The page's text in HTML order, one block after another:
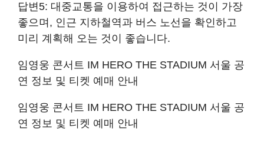
답변5: 대중교통을 이용하여 접근하는 것이 가장
좋으며, 인근 지하철역과 버스 노선을 확인하고
미리 계획해 오는 것이 좋습니다.
임영웅 콘서트 IM HERO THE STADIUM 서울 공
연 정보 및 티켓 예매 안내
임영웅 콘서트 IM HERO THE STADIUM 서울 공
연 정보 및 티켓 예매 안내